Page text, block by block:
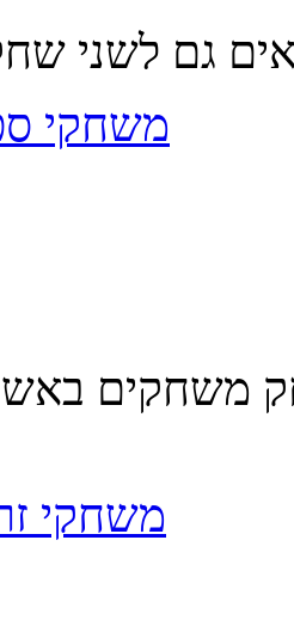
משחקי
משחקים
משחקי